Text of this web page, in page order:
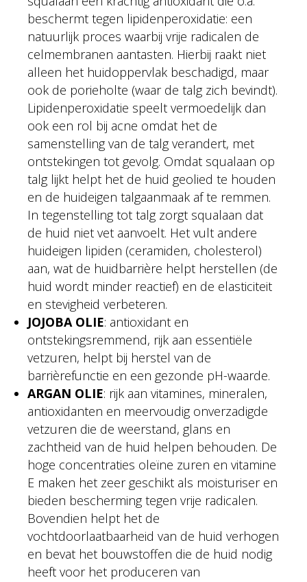
beschermt tegen lipidenperoxidatie: een
natuurlijk proces waarbij vrije radicalen de
celmembranen aantasten. Hierbij raakt niet
alleen het huidoppervlak beschadigd, maar
ook de porieholte (waar de talg zich bevindt).
Lipidenperoxidatie speelt vermoedelijk dan
ook een rol bij acne omdat het de
samenstelling van de talg verandert, met
ontstekingen tot gevolg. Omdat squalaan op
talg lijkt helpt het de huid geolied te houden
en de huideigen talgaanmaak af te remmen.
In tegenstelling tot talg zorgt squalaan dat
de huid niet vet aanvoelt. Het vult andere
huideigen lipiden (ceramiden, cholesterol)
aan, wat de huidbarrière helpt herstellen (de
huid wordt minder reactief) en de elasticiteit
en stevigheid verbeteren.
JOJOBA OLIE: antioxidant en
ontstekingsremmend, rijk aan essentiële
vetzuren, helpt bij herstel van de
barrièrefunctie en een gezonde pH-waarde.
ARGAN OLIE: rijk aan vitamines, mineralen,
antioxidanten en meervoudig onverzadigde
vetzuren die de weerstand, glans en
zachtheid van de huid helpen behouden. De
hoge concentraties oleïne zuren en vitamine
E maken het zeer geschikt als moisturiser en
bieden bescherming tegen vrije radicalen.
Bovendien helpt het de
vochtdoorlaatbaarheid van de huid verhogen
en bevat het bouwstoffen die de huid nodig
heeft voor het produceren van